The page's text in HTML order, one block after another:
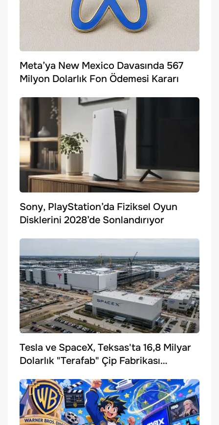
Meta’ya New Mexico Davasında 567
Milyon Dolarlık Fon Ödemesi Kararı
Sony, PlayStation’da Fiziksel Oyun
Disklerini 2028’de Sonlandırıyor
Tesla ve SpaceX, Teksas'ta 16,8 Milyar
Dolarlık "Terafab" Çip Fabrikası